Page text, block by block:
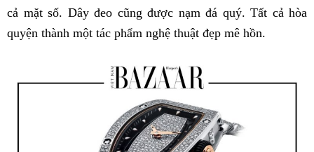
cả mặt số. Dây đeo cũng được nạm đá quý. Tất cả hòa
quyện thành một tác phẩm nghệ thuật đẹp mê hồn.